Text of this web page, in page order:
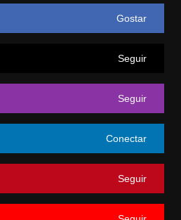
Gostar
Seguir
Seguir
Conectar
Seguir